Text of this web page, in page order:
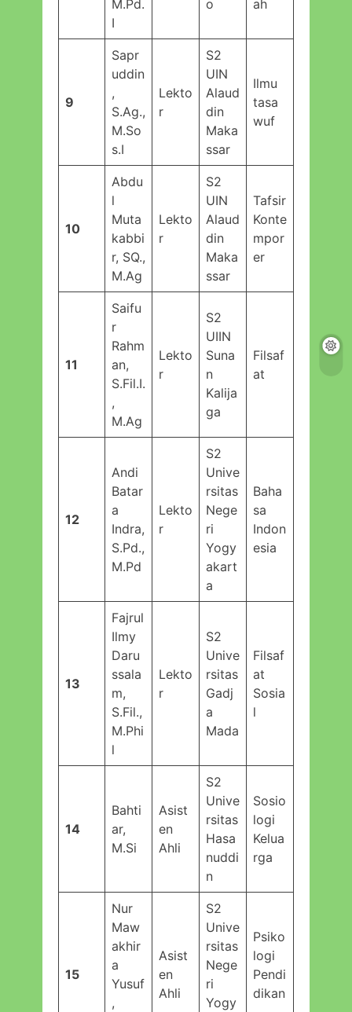
M.Pd.
I
o ah
9
Sapr
uddin
,
S.Ag.,
M.So
s.I
Lekto
r
S2
UIN
Alaud
din
Maka
ssar
Ilmu
tasa
wuf
10
Abdu
l
Muta
kabbi
r, SQ.,
M.Ag
Lekto
r
S2
UIN
Alaud
din
Maka
ssar
Tafsir
Konte
mpor
er
11
Saifu
r
Rahm
an,
S.Fil.I.
,
M.Ag
Lekto
r
S2
UIIN
Suna
n
Kalija
ga
Filsaf
at
12
Andi
Batar
a
Indra,
S.Pd.,
M.Pd
Lekto
r
S2
Unive
rsitas
Nege
ri
Yogy
akart
a
Baha
sa
Indon
esia
13
Fajrul
Ilmy
Daru
ssala
m,
S.Fil.,
M.Phi
l
Lekto
r
S2
Unive
rsitas
Gadj
a
Mada
Filsaf
at
Sosia
l
14
Bahti
ar,
M.Si
Asist
en
Ahli
S2
Unive
rsitas
Hasa
nuddi
n
Sosio
logi
Kelua
rga
15
Nur
Maw
akhir
a
Yusuf
,
Asist
en
Ahli
S2
Unive
rsitas
Nege
ri
Yogy
Psiko
logi
Pendi
dikan